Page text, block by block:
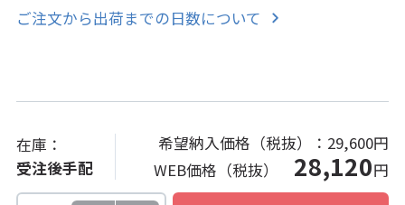
ご注文から出荷までの日数について
在庫：
受注後手配
希望納入価格（税抜）： 29,600円
WEB価格（税抜） 28,120円